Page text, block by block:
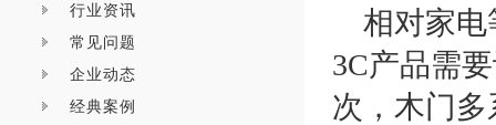
行业资讯
常见问题
企业动态
经典案例
相对家电
3C产品需
次，木门